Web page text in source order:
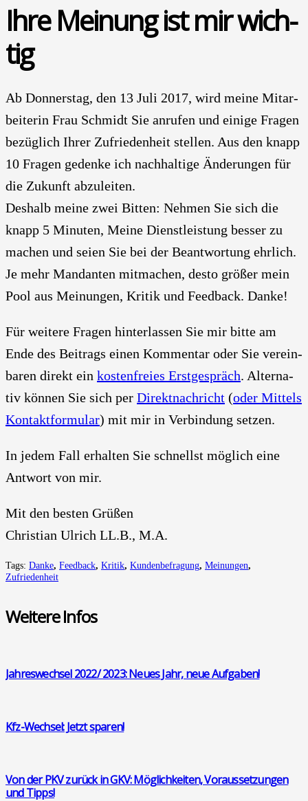
Ihre Mei­nung ist mir wich­
tig
Ab Don­ners­tag, den 13 Juli 2017, wird mei­ne Mit­ar­
bei­te­rin Frau Schmidt Sie anru­fen und eini­ge Fra­gen
bezüg­lich Ihrer Zufrie­den­heit stel­len. Aus den knapp
10 Fra­gen geden­ke ich nach­hal­ti­ge Ände­run­gen für
die Zukunft abzu­lei­ten.
Des­halb mei­ne zwei Bit­ten: Neh­men Sie sich die
knapp 5 Minu­ten, Mei­ne Dienst­leis­tung bes­ser zu
machen und sei­en Sie bei der Beant­wor­tung ehr­lich.
Je mehr Man­dan­ten mit­ma­chen, des­to grö­ßer mein
Pool aus Mei­nun­gen, Kri­tik und Feed­back. Dan­ke!
Für wei­te­re Fra­gen hin­ter­las­sen Sie mir bit­te am
Ende des Bei­trags einen Kom­men­tar oder Sie ver­ein­
ba­ren direkt ein kos­ten­frei­es Erst­ge­spräch. Alter­na­
tiv kön­nen Sie sich per Direkt­nach­richt (oder Mit­tels
Kon­takt­for­mu­lar) mit mir in Ver­bin­dung set­zen.
In jedem Fall erhal­ten Sie schnellst mög­lich eine
Ant­wort von mir.
Mit den bes­ten Grü­ßen
Chris­ti­an Ulrich LL.B., M.A.
Tags: Danke, Feedback, Kritik, Kundenbefragung, Meinungen,
Zufriedenheit
Wei­te­re Infos
Jah­res­wech­sel 2022/ 2023: Neu­es Jahr, neue Auf­ga­ben!
Kfz-Wech­sel: Jetzt spa­ren!
Von der PKV zurück in GKV: Mög­lich­kei­ten, Vor­aus­set­zun­gen
und Tipps!